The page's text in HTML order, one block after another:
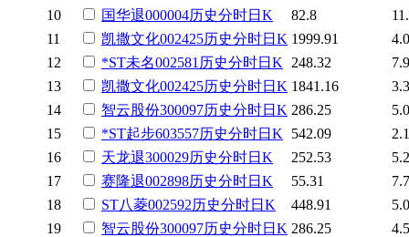
10
国华退000004历史分时日K 82.8
11
凯撒文化002425历史分时日K 1999.91
12
*ST未名002581 历史分时日K 248.32
13
凯撒文化002425历史分时日K 1841.16
14
智云股份300097历史分时日K 286.25
15
*ST起步603557历史分时日K 542.09
16
天龙退300029历史分时日K 252.53
17
赛隆退002898历史分时日K 55.31
18
ST八菱002592历史分时日K 448.91
19
智云股份300097历史分时日K 286.25